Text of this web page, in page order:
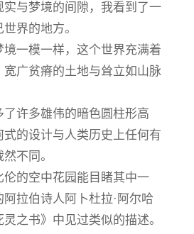
实与梦境的间隙，我看到了一
界的地方。
境一模一样，这个世界充满着
广贫瘠的土地与耸立如山脉
了许多雄伟的暗色圆柱形高
的设计与人类历史上任何有
不同。
伦的空中花园能目睹其中一
拉伯诗人阿卜杜拉·阿尔哈
之书》中见过类似的描述。